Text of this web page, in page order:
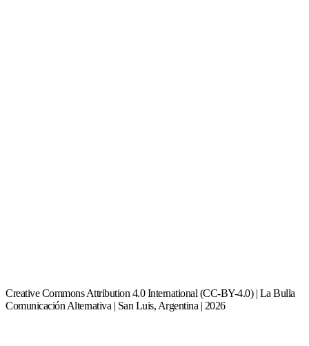
Creative Commons Attribution 4.0 International (CC-BY-4.0) | La Bulla
Comunicación Alternativa | San Luis, Argentina | 2026